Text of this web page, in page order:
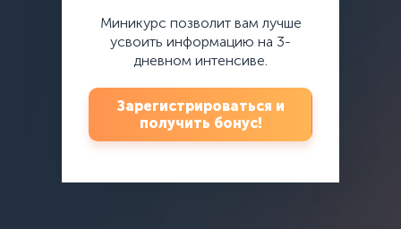
Миникурс позволит вам лучше
усвоить информацию на 3-
дневном интенсиве.
Зарегистрироваться и
получить бонус!